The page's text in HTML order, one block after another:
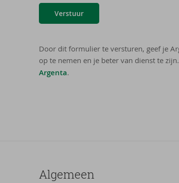
Verstuur
Door dit formulier te versturen, geef je
op te nemen en je beter van dienst te
Argenta.
Algemeen